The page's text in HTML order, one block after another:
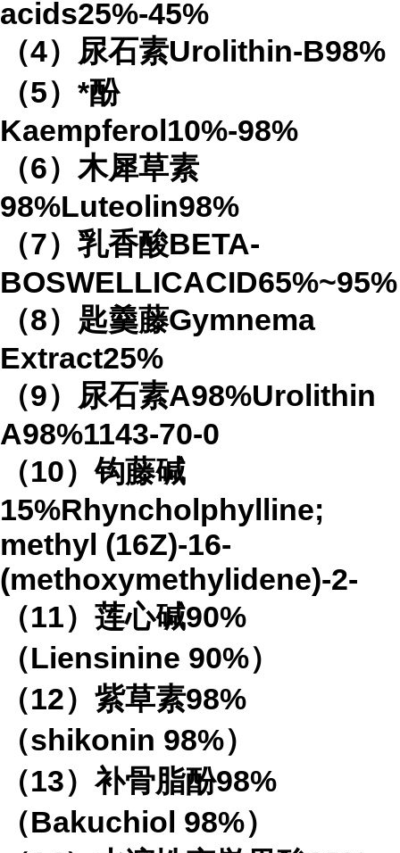
acids25%-45%
（4）尿石素Urolithin-B98%
（5）*酚
Kaempferol10%-98%
（6）木犀草素
98%Luteolin98%
（7）乳香酸BETA-
BOSWELLICACID65%~95%
（8）匙羹藤Gymnema
Extract25%
（9）尿石素A98%Urolithin
A98%1143-70-0
（10）钩藤碱
15%Rhyncholphylline;
methyl (16Z)-16-
(methoxymethylidene)-2-
（11）莲心碱90%
（Liensinine 90%）
（12）紫草素98%
（shikonin 98%）
（13）补骨脂酚98%
（Bakuchiol 98%）